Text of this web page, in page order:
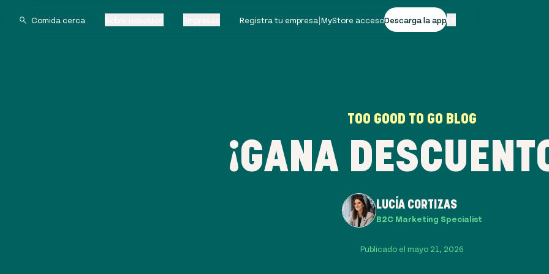
Registra tu empresa|MyStore accesoDescarga la app
TOO GOOD TO GO BLOG
¡GANA
LUCÍA CORTIZAS
B2C Marketing Specialist
Publicado el mayo 21, 2026